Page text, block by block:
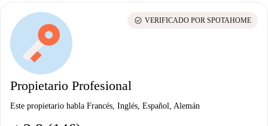
Propietario Profesional
Este propietario habla Francés, Inglés, Español, Alemán
check_circle VERIFICADO POR SPOTAHOME